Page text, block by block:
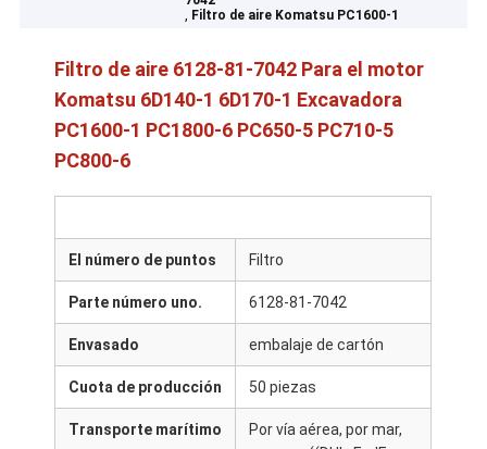
, Filtro de aire Komatsu PC1600-1
Filtro de aire 6128-81-7042 Para el motor
Komatsu 6D140-1 6D170-1 Excavadora
PC1600-1 PC1800-6 PC650-5 PC710-5
PC800-6
El número de puntos Filtro
Parte número uno. 6128-81-7042
Envasado embalaje de cartón
Cuota de producción 50 piezas
Transporte marítimo
Por vía aérea, por mar,